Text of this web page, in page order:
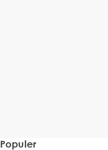
Populer